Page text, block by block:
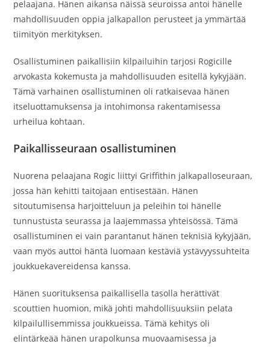
pelaajana. Hänen aikansa näissä seuroissa antoi hänelle
mahdollisuuden oppia jalkapallon perusteet ja ymmärtää
tiimityön merkityksen.
Osallistuminen paikallisiin kilpailuihin tarjosi Rogicille
arvokasta kokemusta ja mahdollisuuden esitellä kykyjään.
Tämä varhainen osallistuminen oli ratkaisevaa hänen
itseluottamuksensa ja intohimonsa rakentamisessa
urheilua kohtaan.
Paikallisseuraan osallistuminen
Nuorena pelaajana Rogic liittyi Griffithin jalkapalloseuraan,
jossa hän kehitti taitojaan entisestään. Hänen
sitoutumisensa harjoitteluun ja peleihin toi hänelle
tunnustusta seurassa ja laajemmassa yhteisössä. Tämä
osallistuminen ei vain parantanut hänen teknisiä kykyjään,
vaan myös auttoi häntä luomaan kestäviä ystävyyssuhteita
joukkuekavereidensa kanssa.
Hänen suorituksensa paikallisella tasolla herättivät
scouttien huomion, mikä johti mahdollisuuksiin pelata
kilpailullisemmissa joukkueissa. Tämä kehitys oli
elintärkeää hänen urapolkunsa muovaamisessa ja